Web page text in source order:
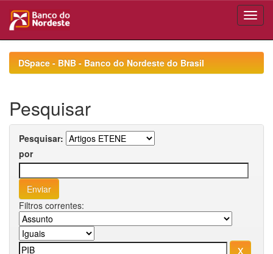
navigationDSpace - BNB - Banco do Nordeste do Brasil
Pesquisar
Pesquisar:
por
Filtros correntes: